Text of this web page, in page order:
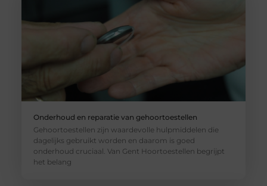
Onderhoud en reparatie van gehoortoestellen
Gehoortoestellen zijn waardevolle hulpmiddelen die
dagelijks gebruikt worden en daarom is goed
onderhoud cruciaal. Van Gent Hoortoestellen begrijpt
het belang